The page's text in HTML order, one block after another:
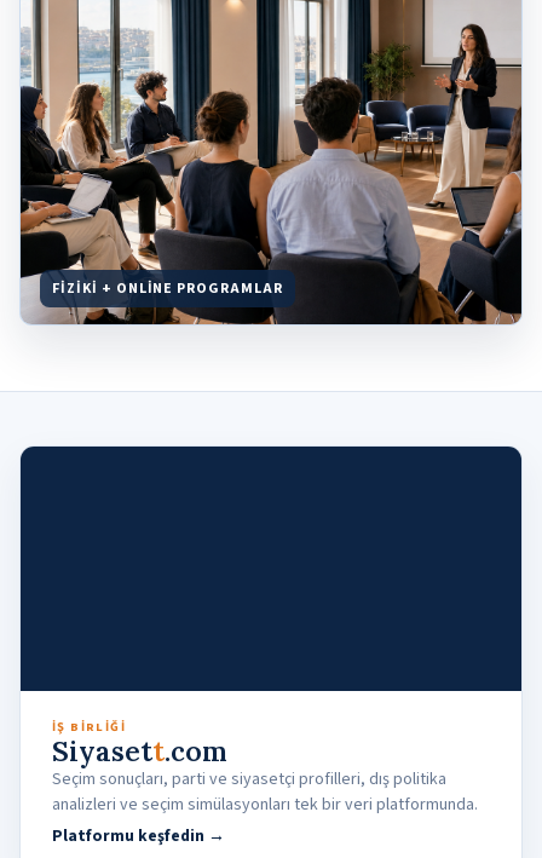
FIZIKI + ONLINE PROGRAMLAR
İŞ BIRLIĞI
Siyasett.com
Seçim sonuçları, parti ve siyasetçi profilleri, dış politika
analizleri ve seçim simülasyonları tek bir veri platformunda.
Platformu keşfedin →